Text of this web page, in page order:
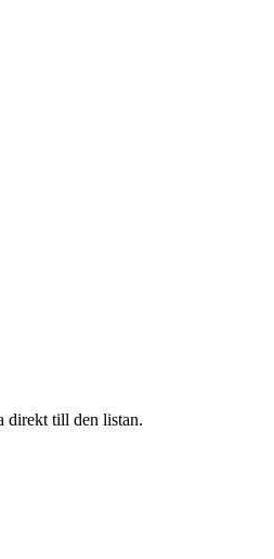
direkt till den listan.